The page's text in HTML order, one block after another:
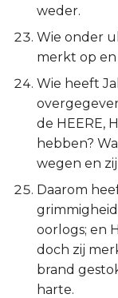
weder.
Wie onder
merkt op
Wie heeft
de HEERE,
hebben?
wegen en
Daarom
oorlogs; en
doch zij
brand
harte.